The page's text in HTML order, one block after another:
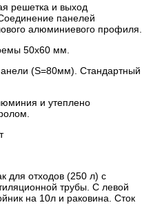
решетка и выход
панелей
алюминиевого профиля.
50х60 мм.
(S=80мм). Стандартный
и утеплено
для отходов (250 л) с
трубы. С левой
на 10л и раковина. Сток